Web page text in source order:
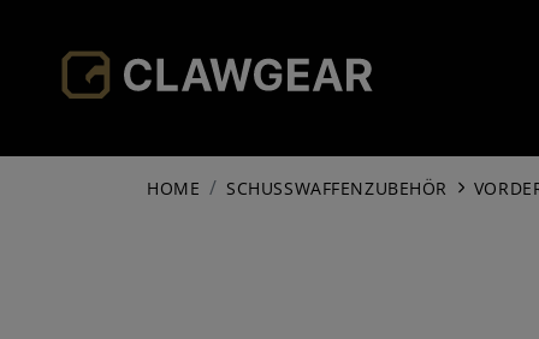
HOME SCHUSSWAFFENZUBEHÖR